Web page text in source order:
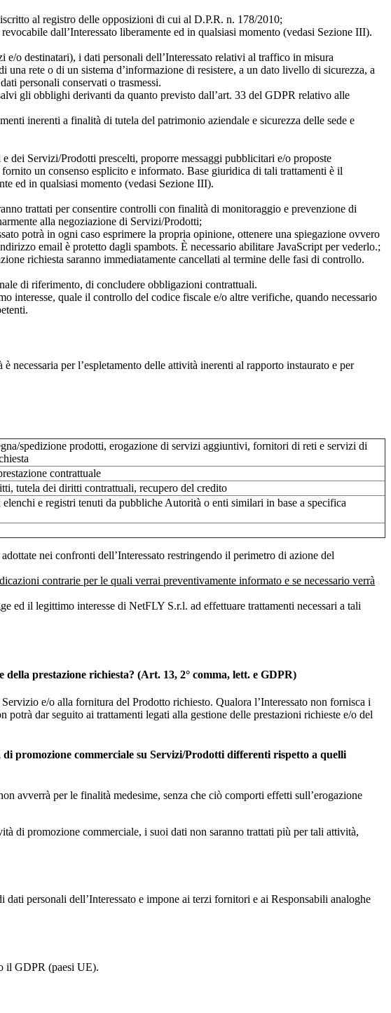
al registro delle opposizioni di cui al D.P.R. n. 178/2010;
dall’Interessato liberamente ed in qualsiasi momento (vedasi Sezione III).
o destinatari), i dati personali dell’Interessato relativi al traffico in misura
una rete o di un sistema d’informazione di resistere, a un dato livello di sicurezza, a
personali conservati o trasmessi.
gli obblighi derivanti da quanto previsto dall’art. 33 del GDPR relativo alle
inerenti a finalità di tutela del patrimonio aziendale e sicurezza delle sede e
dei Servizi/Prodotti prescelti, proporre messaggi pubblicitari e/o proposte
un consenso esplicito e informato. Base giuridica di tali trattamenti è il
ed in qualsiasi momento (vedasi Sezione III).
trattati per consentire controlli con finalità di monitoraggio e prevenzione di
alla negoziazione di Servizi/Prodotti;
potrà in ogni caso esprimere la propria opinione, ottenere una spiegazione ovvero
email è protetto dagli spambots. È necessario abilitare JavaScript per vederlo.;
richiesta saranno immediatamente cancellati al termine delle fasi di controllo.
di riferimento, di concludere obbligazioni contrattuali.
interesse, quale il controllo del codice fiscale e/o altre verifiche, quando necessario
per l’espletamento delle attività inerenti al rapporto instaurato e per
spedizione prodotti, erogazione di servizi aggiuntivi, fornitori di reti e servizi di
contrattuale
tutela dei diritti contrattuali, recupero del credito
e registri tenuti da pubbliche Autorità o enti similari in base a specifica
nei confronti dell’Interessato restringendo il perimetro di azione del
contrarie per le quali verrai preventivamente informato e se necessario verrà
ed il legittimo interesse di NetFLY S.r.l. ad effettuare trattamenti necessari a tali
della prestazione richiesta? (Art. 13, 2° comma, lett. e GDPR)
e/o alla fornitura del Prodotto richiesto. Qualora l’Interessato non fornisca i
dar seguito ai trattamenti legati alla gestione delle prestazioni richieste e/o del
promozione commerciale su Servizi/Prodotti differenti rispetto a quelli
avverrà per le finalità medesime, senza che ciò comporti effetti sull’erogazione
di promozione commerciale, i suoi dati non saranno trattati più per tali attività,
personali dell’Interessato e impone ai terzi fornitori e ai Responsabili analoghe
il GDPR (paesi UE).